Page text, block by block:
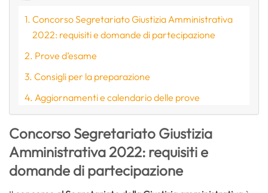
Concorso Segretariato Giustizia Amministrativa
2022: requisiti e domande di partecipazione
Prove d’esame
Consigli per la preparazione
Aggiornamenti e calendario delle prove
Concorso Segretariato Giustizia
Amministrativa 2022: requisiti e
domande di partecipazione